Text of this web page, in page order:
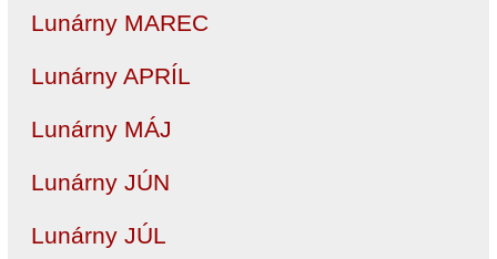
Lunárny MAREC
Lunárny APRÍL
Lunárny MÁJ
Lunárny JÚN
Lunárny JÚL